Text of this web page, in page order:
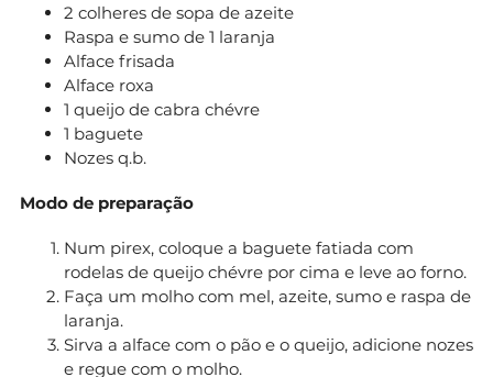
2 colheres de sopa de azeite
Raspa e sumo de 1 laranja
Alface frisada
Alface roxa
1 queijo de cabra chévre
1 baguete
Nozes q.b.
Modo de preparação
Num pirex, coloque a baguete fatiada com
rodelas de queijo chévre por cima e leve ao forno.
Faça um molho com mel, azeite, sumo e raspa de
laranja.
Sirva a alface com o pão e o queijo, adicione nozes
e regue com o molho.